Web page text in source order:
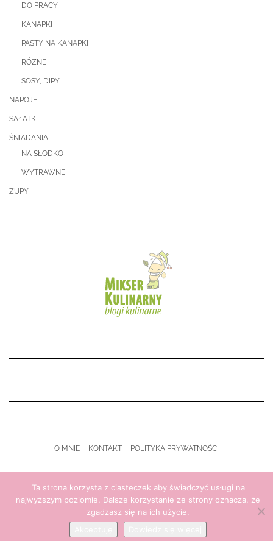
DO PRACY
KANAPKI
PASTY NA KANAPKI
RÓŻNE
SOSY, DIPY
NAPOJE
SAŁATKI
ŚNIADANIA
NA SŁODKO
WYTRAWNE
ZUPY
O MNIE KONTAKT POLITYKA PRYWATNOŚCI
Copyright © 2021 My Kitchen Life
Ta strona korzysta z ciasteczek aby świadczyć usługi na
najwyższym poziomie. Dalsze korzystanie ze strony oznacza, że
zgadzasz się na ich użycie.